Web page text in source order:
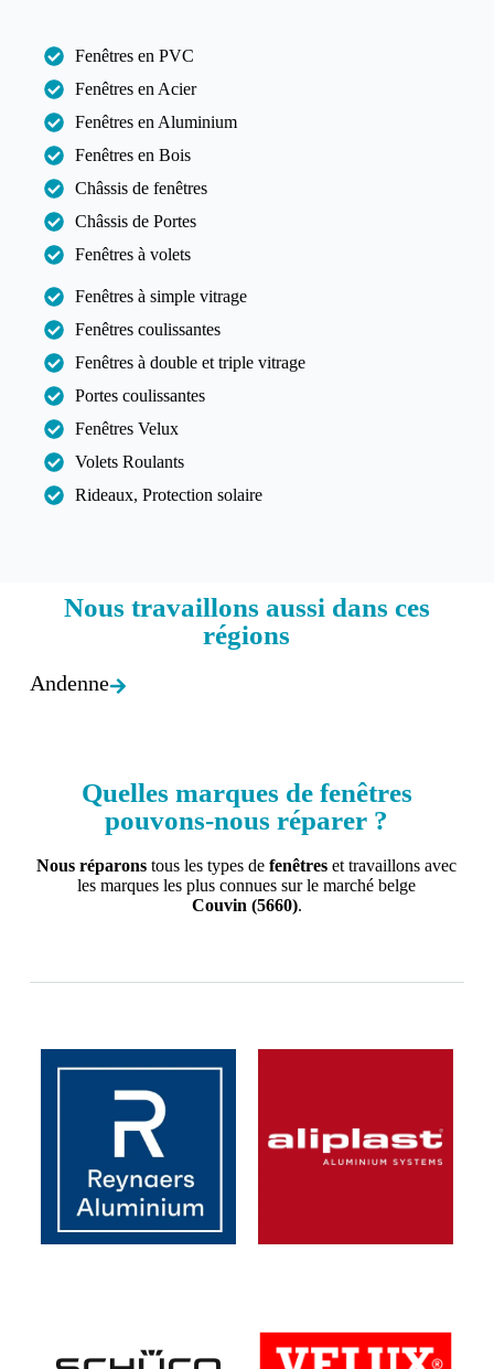
Fenêtres en PVC
Fenêtres en Acier
Fenêtres en Aluminium
Fenêtres en Bois
Châssis de fenêtres
Châssis de Portes
Fenêtres à volets
Fenêtres à simple vitrage
Fenêtres coulissantes
Fenêtres à double et triple vitrage
Portes coulissantes
Fenêtres Velux
Volets Roulants
Rideaux, Protection solaire
Nous travaillons aussi dans ces
régions​
Andenne
Quelles marques de fenêtres
pouvons-nous réparer ?
Nous réparons tous les types defenêtres et travaillons avec
les marques les plus connues sur le marché belge
Couvin (5660).